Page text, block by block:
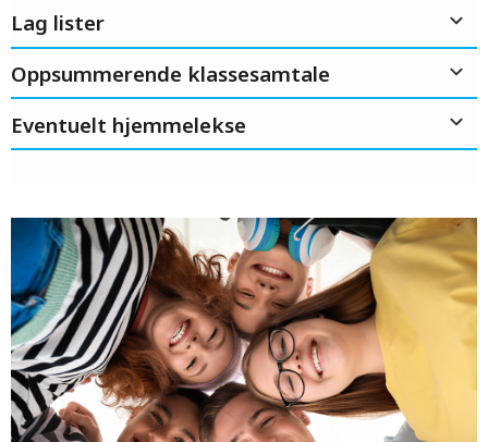
Lag lister
Oppsummerende klassesamtale
Eventuelt hjemmelekse